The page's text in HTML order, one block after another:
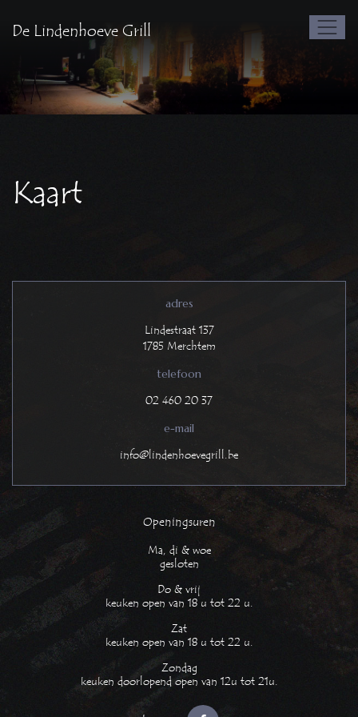
De Lindenhoeve Grill
Kaart
adres
Lindestraat 137
1785 Merchtem
telefoon
02 460 20 37
e-mail
info@lindenhoevegrill.be
Openingsuren
Ma, di & woe
gesloten
Do & vrij
keuken open van 18 u tot 22 u.
Zat
keuken open van 18 u tot 22 u.
Zondag
keuken doorlopend open van 12u tot 21u.